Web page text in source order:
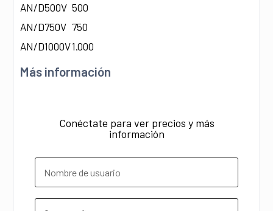
AN/D500V 500
AN/D750V 750
AN/D1000V1.000
Más información
Conéctate para ver precios y más
información